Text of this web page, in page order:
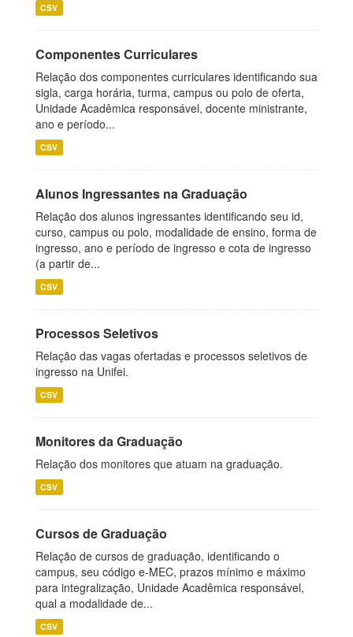
CSV
Componentes Curriculares
Relação dos componentes curriculares identificando sua
sigla, carga horária, turma, campus ou polo de oferta,
Unidade Acadêmica responsável, docente ministrante,
ano e período...
CSV
Alunos Ingressantes na Graduação
Relação dos alunos ingressantes identificando seu id,
curso, campus ou polo, modalidade de ensino, forma de
ingresso, ano e período de ingresso e cota de ingresso
(a partir de...
CSV
Processos Seletivos
Relação das vagas ofertadas e processos seletivos de
ingresso na Unifei.
CSV
Monitores da Graduação
Relação dos monitores que atuam na graduação.
CSV
Cursos de Graduação
Relação de cursos de graduação, identificando o
campus, seu código e-MEC, prazos mínimo e máximo
para integralização, Unidade Acadêmica responsável,
qual a modalidade de...
CSV